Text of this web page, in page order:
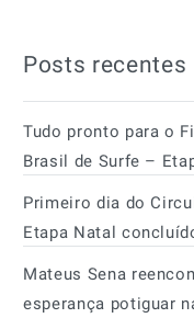
Posts recentes
Tudo pronto para o
Brasil de Surfe –
Primeiro dia do
Etapa Natal
Mateus Sena
esperança potiguar